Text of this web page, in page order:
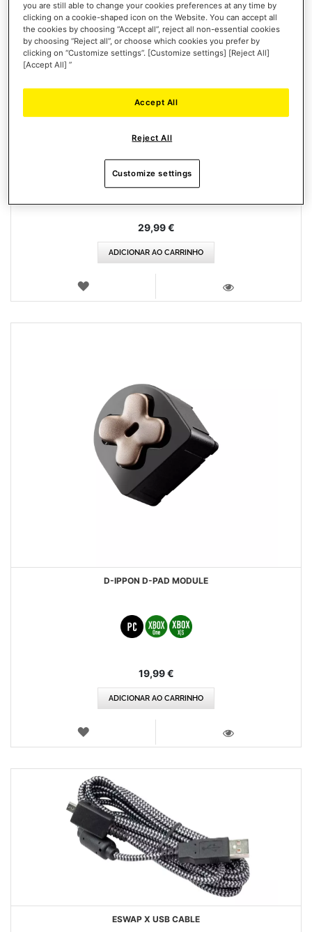
ESWAP X FIGHTING PACK
29,99 €
ADICIONAR AO CARRINHO
LISTA
D-IPPON D-PAD MODULE
19,99 €
ADICIONAR AO CARRINHO
LISTA
ESWAP X USB CABLE
you are still able to change your cookies preferences at any time by
clicking on a cookie-shaped icon on the Website. You can accept all
the cookies by choosing “Accept all”, reject all non-essential cookies
by choosing “Reject all”, or choose which cookies you prefer by
clicking on “Customize settings”. [Customize settings] [Reject All]
[Accept All] ”
Reject All
Accept All
Customize settings